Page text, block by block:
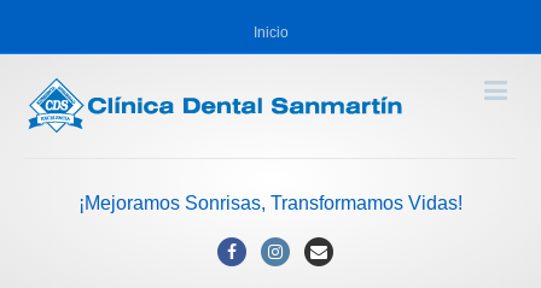
Inicio
¡Mejoramos Sonrisas, Transformamos Vidas!
FacebookInstagram
Email